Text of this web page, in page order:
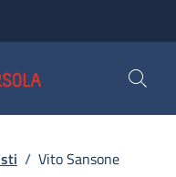
/ Vito Sansone